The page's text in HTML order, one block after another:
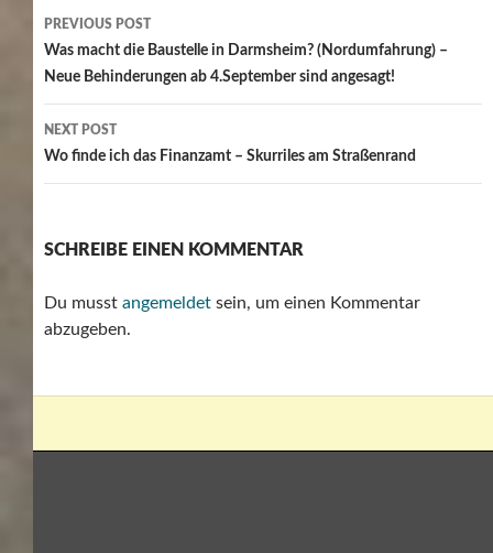
Post
navigation
PREVIOUS POST
Was macht die Baustelle in Darmsheim? (Nordumfahrung) –
Neue Behinderungen ab 4.September sind angesagt!
NEXT POST
Wo finde ich das Finanzamt – Skurriles am Straßenrand
SCHREIBE EINEN KOMMENTAR
Du musst angemeldet sein, um einen Kommentar
abzugeben.